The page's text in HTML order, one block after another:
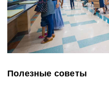
Полезные советы